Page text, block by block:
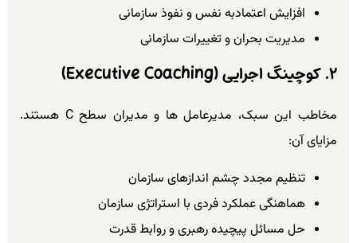
افزایش اعتمادبه نفس و نفوذ سازمانی
مدیریت بحران و تغییرات سازمانی
۲. کوچینگ اجرایی (Executive Coaching)
مخاطب این سبک، مدیرعامل ها و مدیران سطح C هستند.
مزایای آن:
تنظیم مجدد چشم اندازهای سازمان
هماهنگی عملکرد فردی با استراتژی سازمان
حل مسائل پیچیده رهبری و روابط قدرت